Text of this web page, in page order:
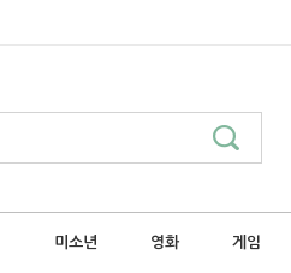
미소년 영화 게임